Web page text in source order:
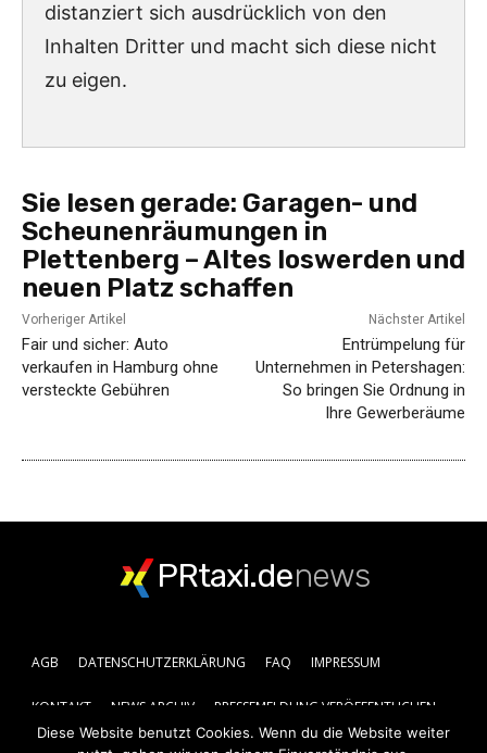
distanziert sich ausdrücklich von den
Inhalten Dritter und macht sich diese nicht
zu eigen.
Sie lesen gerade: Garagen- und
Scheunenräumungen in
Plettenberg – Altes loswerden und
neuen Platz schaffen
Vorheriger Artikel
Fair und sicher: Auto
verkaufen in Hamburg ohne
versteckte Gebühren
Nächster Artikel
Entrümpelung für
Unternehmen in Petershagen:
So bringen Sie Ordnung in
Ihre Gewerberäume
PRtaxi.denews
AGB DATENSCHUTZERKLÄRUNG FAQ IMPRESSUM
KONTAKT NEWS ARCHIV PRESSEMELDUNG VERÖFFENTLICHEN
Diese Website benutzt Cookies. Wenn du die Website weiter